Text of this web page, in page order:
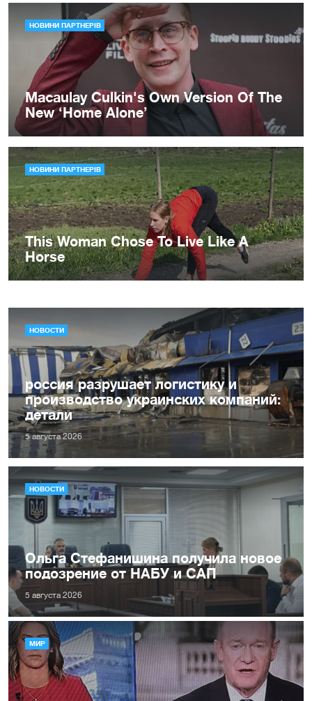
НОВОСТИ
россия разрушает логистику и
производство украинских компаний:
детали
5 августа 2026
НОВОСТИ
Ольга Стефанишина получила новое
подозрение от НАБУ и САП
5 августа 2026
МИР